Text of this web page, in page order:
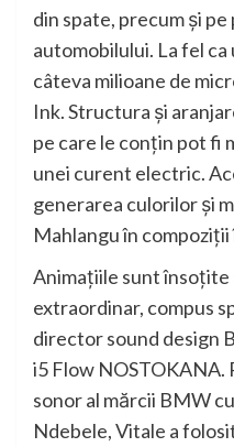
din spate, precum şi
automobilului. La fel
câteva milioane de
Ink. Structura şi
pe care le conţin pot fi
unei curent electric.
generarea culorilor şi
Mahlangu în
Animaţiile sunt însoţite
extraordinar, compus
director sound design
i5 Flow NOSTOKANA.
sonor al mărcii BMW
Ndebele, Vitale a